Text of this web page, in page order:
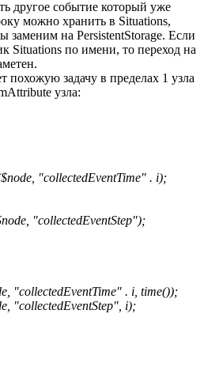
другое событие который уже
можно хранить в Situations,
заменим на PersistentStorage. Если
Situations по имени, то переход на
похожую задачу в пределах 1 узла
узла:
"collectedEventTime" . i);
"collectedEventStep");
"collectedEventTime" . i, time());
"collectedEventStep", i);